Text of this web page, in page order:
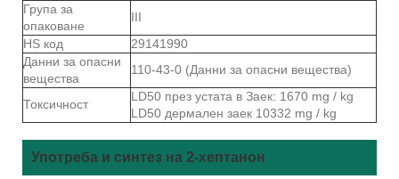
Група за
опаковане
III
HS код
29141990
Данни за опасни
вещества
110-43-0 (Данни за опасни вещества)
Токсичност
LD50 през устата в Заек: 1670 mg / kg
LD50 дермален заек 10332 mg / kg
Употреба и синтез на 2-хептанон